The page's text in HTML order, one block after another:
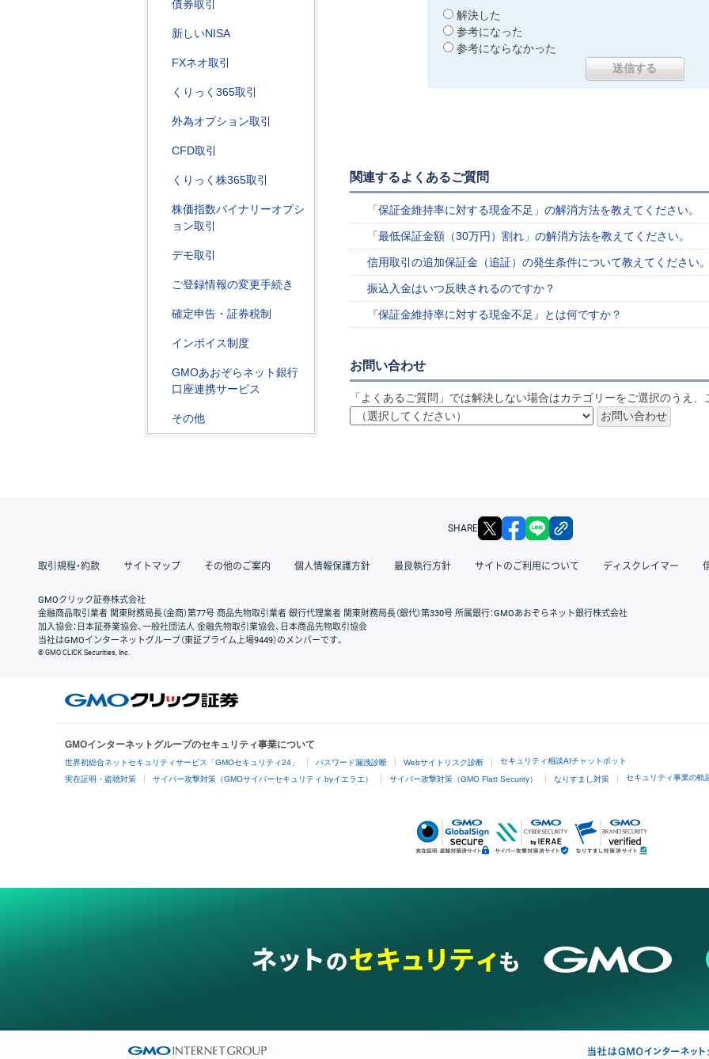
債券取引
新しいNISA
FXネオ取引
くりっく365取引
外為オプション取引
CFD取引
くりっく株365取引
株価指数バイナリーオプシ
ョン取引
デモ取引
ご登録情報の変更手続き
確定申告・証券税制
インボイス制度
GMOあおぞらネット銀行
口座連携サービス
その他
解決した
参考になった
参考にならなかった
関連するよくあるご質問
「保証金維持率に対する現金不足」の解消方法を教えてください。
「最低保証金額（30万円）割れ」の解消方法を教えてください。
信用取引の追加保証金（追証）の発生条件について教えてください
振込入金はいつ反映されるのですか？
『保証金維持率に対する現金不足』とは何ですか？
お問い合わせ
「よくあるご質問」では解決しない場合はカテゴリーをご選択のうえ
SHARE X facebook
取引規程・約款 サイトマップ その他のご案内 個人情報保護方針 最良執行方針 サイトのご利用について ディスクレイマー
GMOクリック証券株式会社
金融商品取引業者 関東財務局長（金商）第77号 商品先物取引業者 銀行代理業者 関東財務局長（銀代）第330号 所属銀行：GMOあおぞらネット銀行株式会社
加入協会：日本証券業協会、一般社団法人 金融先物取引業協会、日本商品先物取引協会
当社はGMOインターネットグループ（東証プライム上場9449）のメンバーです。
© GMO CLICK Securities, Inc.
GMOインターネットグループのセキュリティ事業について
世界初総合ネットセキュリティサービス「GMOセキュリティ24」 パスワード漏洩診断 Webサイトリスク診断 セキュリティ相談AIチャットボット
実在証明・盗聴対策 サイバー攻撃対策（GMOサイバーセキュリティ byイエラエ） サイバー攻撃対策（GMO Flatt Security） なりすまし対策 セキュリティ事業の軌